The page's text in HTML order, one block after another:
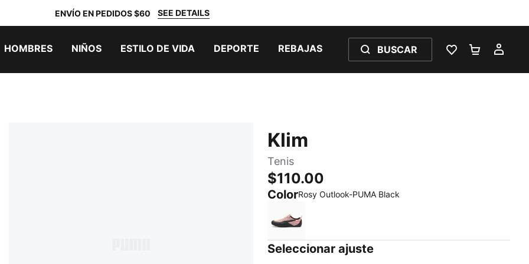
ENVÍO EN PEDIDOS $60 SEE DETAILS
HOMBRES NIÑOS ESTILO DE VIDA DEPORTE REBAJAS BUSCAR
LISTA DE
Klim
Tenis
$110.00
ColorRosy Outlook-PUMA Black
Rosy Outlook-PUMA Black
Seleccionar ajuste